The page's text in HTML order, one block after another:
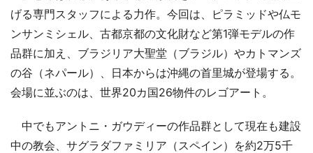
げる専門スタッフによる力作。今回は、ピラミッドや仏モ
ンサンミシェル、古都京都の文化財など第1弾モデルの作
品群に加え、ブラジリア大聖堂（ブラジル）やカトマンズ
の谷（ネパール）、日本からは沖縄の首里城が登場する。
会場に並ぶのは、世界20カ国26物件のレゴアート。
中でもアントニ・ガウディーの作品群として現在も建設
中の教会、サグラダファミリア（スペイン）を約2万5千